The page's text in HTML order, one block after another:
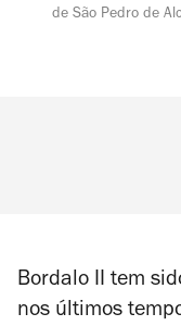
de São Pedro de
Bordalo II tem
nos últimos